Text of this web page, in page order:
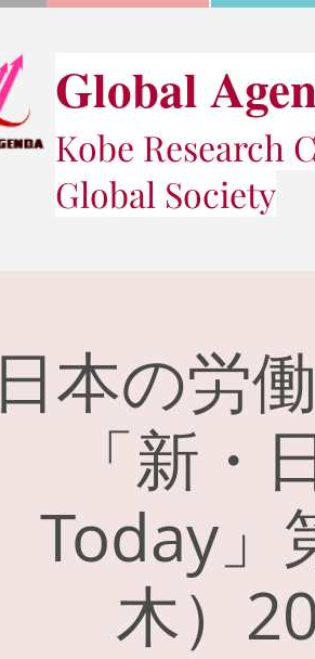
Global
Kobe Research
Global Society
日本の労
「新・
Today」
木）